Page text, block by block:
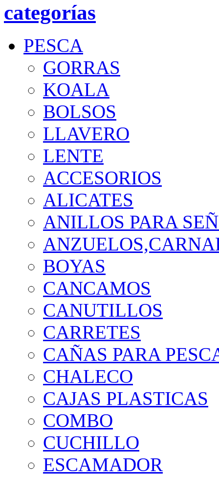
categorías
PESCA
GORRAS
KOALA
BOLSOS
LLAVERO
LENTE
ACCESORIOS
ALICATES
ANILLOS PARA
BOYAS
CANCAMOS
CANUTILLOS
CARRETES
CAÑAS PARA
CHALECO
CAJAS PLASTICAS
COMBO
CUCHILLO
ESCAMADOR